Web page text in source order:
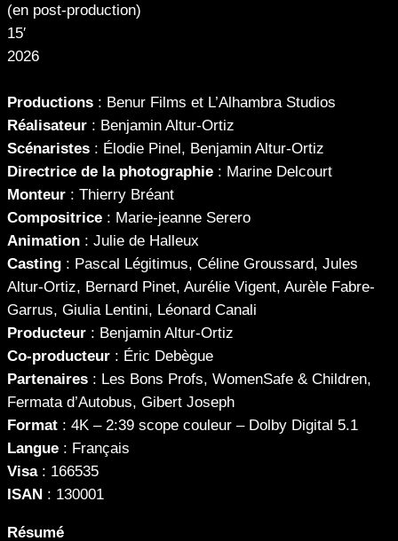
(en post-production)
15′
2026
Productions : Benur Films et L’Alhambra Studios
Réalisateur : Benjamin Altur-Ortiz
Scénaristes : Élodie Pinel, Benjamin Altur-Ortiz
Directrice de la photographie : Marine Delcourt
Monteur : Thierry Bréant
Compositrice : Marie-jeanne Serero
Animation : Julie de Halleux
Casting : Pascal Légitimus, Céline Groussard, Jules
Altur-Ortiz, Bernard Pinet, Aurélie Vigent, Aurèle Fabre-
Garrus, Giulia Lentini, Léonard Canali
Producteur : Benjamin Altur-Ortiz
Co-producteur : Éric Debègue
Partenaires : Les Bons Profs, WomenSafe & Children,
Fermata d’Autobus, Gibert Joseph
Format : 4K – 2:39 scope couleur – Dolby Digital 5.1
Langue : Français
Visa: 166535
ISAN : 130001
Résumé